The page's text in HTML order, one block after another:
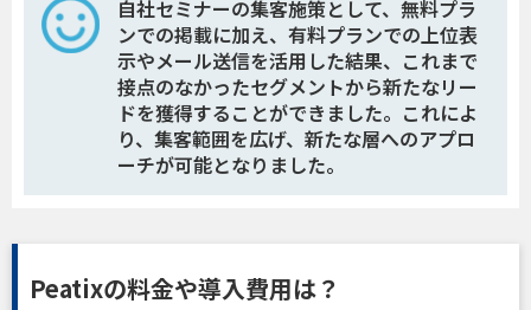
自社セミナーの集客施策として、無料プラ
ンでの掲載に加え、有料プランでの上位表
示やメール送信を活用した結果、これまで
接点のなかったセグメントから新たなリー
ドを獲得することができました。これによ
り、集客範囲を広げ、新たな層へのアプロ
ーチが可能となりました。
Peatixの料金や導入費用は？